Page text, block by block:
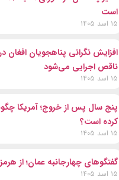
است
۱۵ اسد ۱۴۰۵
افزایش نگرانی پناهجویان افغان
ناقص اجرایی می‌شود
۱۵ اسد ۱۴۰۵
پنج سال پس از خروج؛ آمریکا
کرده است؟
۱۵ اسد ۱۴۰۵
گفتگوهای چهارجانبه عمان؛ از
۱۵ اسد ۱۴۰۵